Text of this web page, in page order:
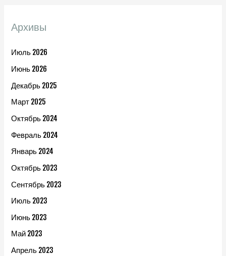
Архивы
Июль 2026
Июнь 2026
Декабрь 2025
Март 2025
Октябрь 2024
Февраль 2024
Январь 2024
Октябрь 2023
Сентябрь 2023
Июль 2023
Июнь 2023
Май 2023
Апрель 2023